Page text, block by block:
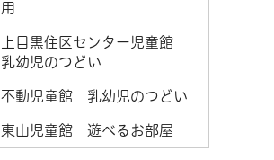
用
上目黒住区センター児童館
乳幼児のつどい
不動児童館 乳幼児のつどい
東山児童館 遊べるお部屋